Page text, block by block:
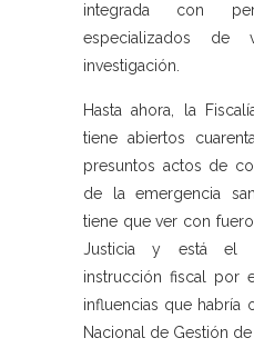
integrada con
especializados de
investigación.
Hasta ahora, la
tiene abiertos
presuntos actos de
de la emergencia
tiene que ver con
Justicia y está el
instrucción fiscal por
influencias que habría
Nacional de Gestión